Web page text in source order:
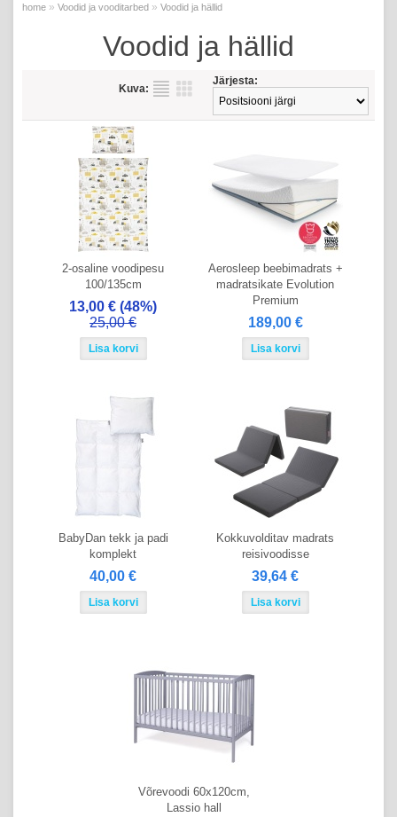
home » Voodid ja vooditarbed » Voodid ja hällid
Voodid ja hällid
Järjesta:
Kuva:
2-osaline voodipesu
100/135cm
13,00 € (48%)
25,00 €
Aerosleep beebimadrats +
madratsikate Evolution
Premium
189,00 €
BabyDan tekk ja padi
komplekt
40,00 €
Kokkuvolditav madrats
reisivoodisse
39,64 €
Võrevoodi 60x120cm,
Lassio hall